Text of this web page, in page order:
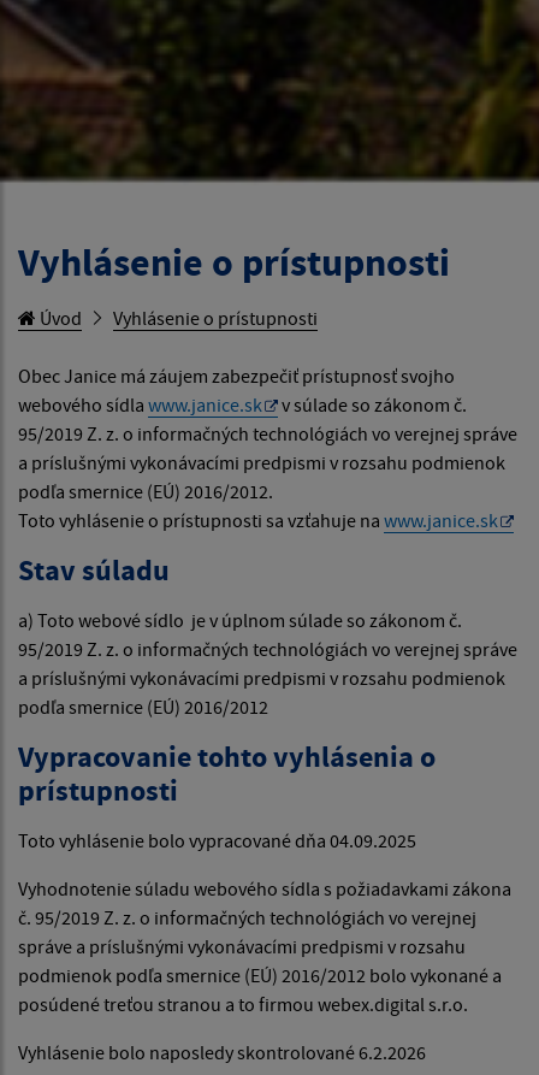
Vyhlásenie o prístupnosti
Úvod Vyhlásenie o prístupnosti
Obec Janice má záujem zabezpečiť prístupnosť svojho
webového sídla www.janice.sk
v súlade so zákonom č.
95/2019 Z. z. o informačných technológiách vo verejnej správe
a príslušnými vykonávacími predpismi v rozsahu podmienok
podľa smernice (EÚ) 2016/2012.
Toto vyhlásenie o prístupnosti sa vzťahuje na www.janice.sk
Stav súladu
a) Toto webové sídlo je v úplnom súlade so zákonom č.
95/2019 Z. z. o informačných technológiách vo verejnej správe
a príslušnými vykonávacími predpismi v rozsahu podmienok
podľa smernice (EÚ) 2016/2012
Vypracovanie tohto vyhlásenia o
prístupnosti
Toto vyhlásenie bolo vypracované dňa 04.09.2025
Vyhodnotenie súladu webového sídla s požiadavkami zákona
č. 95/2019 Z. z. o informačných technológiách vo verejnej
správe a príslušnými vykonávacími predpismi v rozsahu
podmienok podľa smernice (EÚ) 2016/2012 bolo vykonané a
posúdené treťou stranou a to firmou webex.digital s.r.o.
Vyhlásenie bolo naposledy skontrolované 6.2.2026